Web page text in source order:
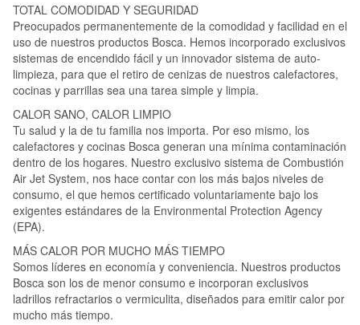
TOTAL COMODIDAD Y SEGURIDAD
Preocupados permanentemente de la comodidad y facilidad en el
uso de nuestros productos Bosca. Hemos incorporado exclusivos
sistemas de encendido fácil y un innovador sistema de auto-
limpieza, para que el retiro de cenizas de nuestros calefactores,
cocinas y parrillas sea una tarea simple y limpia.
CALOR SANO, CALOR LIMPIO
Tu salud y la de tu familia nos importa. Por eso mismo, los
calefactores y cocinas Bosca generan una mínima contaminación
dentro de los hogares. Nuestro exclusivo sistema de Combustión
Air Jet System, nos hace contar con los más bajos niveles de
consumo, el que hemos certificado voluntariamente bajo los
exigentes estándares de la Environmental Protection Agency
(EPA).
MÁS CALOR POR MUCHO MÁS TIEMPO
Somos líderes en economía y conveniencia. Nuestros productos
Bosca son los de menor consumo e incorporan exclusivos
ladrillos refractarios o vermiculita, diseñados para emitir calor por
mucho más tiempo.